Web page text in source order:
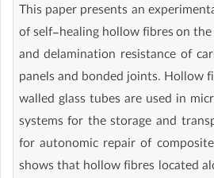
This paper presents an
of self-healing hollow fibres on
and delamination resistance of
panels and bonded joints. Hollow
walled glass tubes are used in
systems for the storage and
for autonomic repair of
shows that hollow fibres located